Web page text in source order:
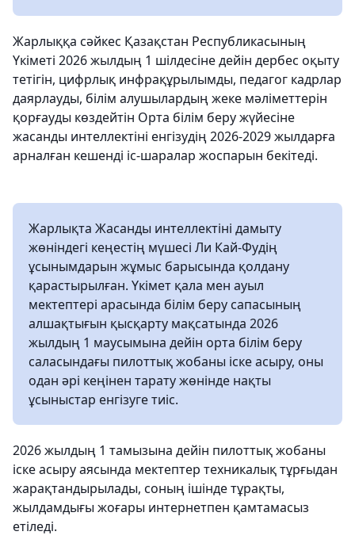
Жарлыққа сәйкес Қазақстан Республикасының
Үкіметі 2026 жылдың 1 шілдесіне дейін дербес оқыту
тетігін, цифрлық инфрақұрылымды, педагог кадрлар
даярлауды, білім алушылардың жеке мәліметтерін
қорғауды көздейтін Орта білім беру жүйесіне
жасанды интеллектіні енгізудің 2026-2029 жылдарға
арналған кешенді іс-шаралар жоспарын бекітеді.
Жарлықта Жасанды интеллектіні дамыту
жөніндегі кеңестің мүшесі Ли Кай-Фудің
ұсынымдарын жұмыс барысында қолдану
қарастырылған. Үкімет қала мен ауыл
мектептері арасында білім беру сапасының
алшақтығын қысқарту мақсатында 2026
жылдың 1 маусымына дейін орта білім беру
саласындағы пилоттық жобаны іске асыру, оны
одан әрі кеңінен тарату жөнінде нақты
ұсыныстар енгізуге тиіс.
2026 жылдың 1 тамызына дейін пилоттық жобаны
іске асыру аясында мектептер техникалық тұрғыдан
жарақтандырылады, соның ішінде тұрақты,
жылдамдығы жоғары интернетпен қамтамасыз
етіледі.